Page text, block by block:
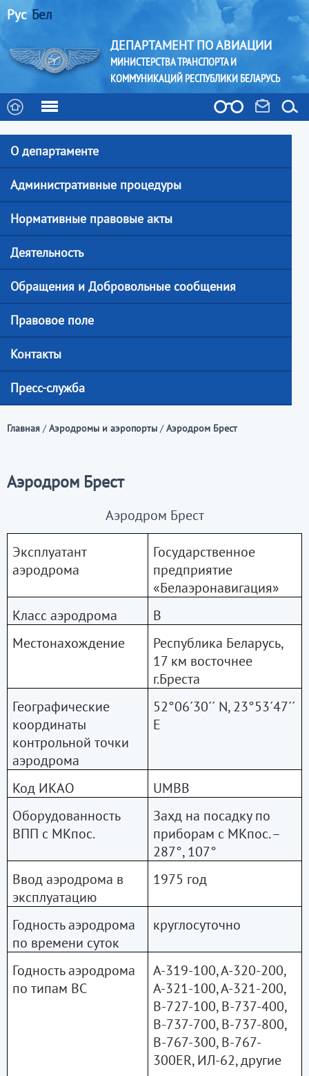
Рус Бел
ДЕПАРТАМЕНТ ПО АВИАЦИИ
МИНИСТЕРСТВА ТРАНСПОРТА И
КОММУНИКАЦИЙ РЕСПУБЛИКИ БЕЛАРУСЬ
О департаменте
Административные процедуры
Нормативные правовые акты
Деятельность
Обращения и Добровольные сообщения
Правовое поле
Контакты
Пресс-служба
Главная / Аэродромы и аэропорты / Аэродром Брест
Аэродром Брест
Аэродром Брест
Эксплуатант
аэродрома
Государственное
предприятие
«Белаэронавигация»
Класс аэродрома
В
Местонахождение
Республика Беларусь,
17 км восточнее
г.Бреста
Географические
координаты
контрольной точки
аэродрома
52°06´30´´ N, 23°53´47´´
E
Код ИКАО UMВВ
Оборудованность
ВПП с МКпос.
Захд на посадку по
приборам с МКпос. –
287°, 107°
Ввод аэродрома в
эксплуатацию
1975 год
Годность аэродрома
по времени суток
круглосуточно
Годность аэродрома
по типам ВС
А-319-100, А-320-200,
А-321-100, А-321-200,
B-727-100, B-737-400,
B-737-700, B-737-800,
B-767-300, B-767-
300ER, ИЛ-62, другие